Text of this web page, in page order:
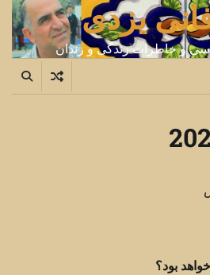
یزدی
و خاطرات زندگی و زندان
بود؟